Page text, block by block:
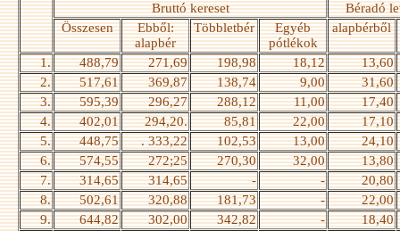
Bruttó kereset
Béradó
Összesen
Ebből:
alapbér
Többletbér
Egyéb
pótlékok
alapbérből
1. 488,79 271,69 198,98 18,12
13,60
2.
517,61 369,87 138,74 9,00
31,60
3.
595,39 296,27 288,12 11,00
17,40
4.
402,01 294,20. 85,81 22,00
17,10
5.
448,75 . 333,22 102,53 13,00
24,10
6.
574,55 272;25 270,30 32,00
13,80
7.
314,65 314,65 - -
20,80
8.
502,61 320,88 181,73 -
22,00
9.
644,82 302,00 342,82 -
18,40